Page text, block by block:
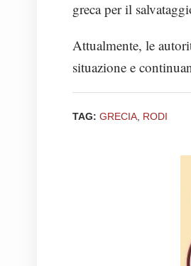
greca per il
Attualmente, le
situazione e
TAG: GRECIA, RODI